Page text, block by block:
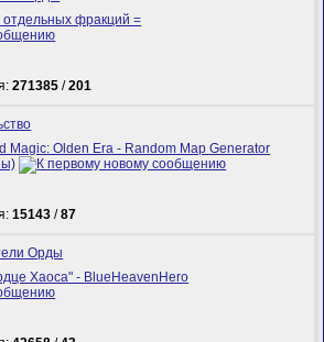
фракций =
271385 /201
Magic: Olden Era - Random Map Generator
15143 /87
Орды
Хаоса" - BlueHeavenHero